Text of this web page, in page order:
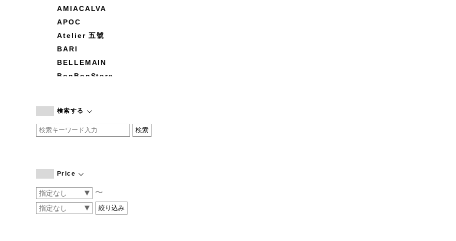
AMIACALVA
APOC
Atelier 五號
BARI
BELLEMAIN
BonBonStore
by basics
CATWORTH
COGTHEBIGSMOKE
CONVERSE
DEAN & DELUCA
検索する
Price
〜